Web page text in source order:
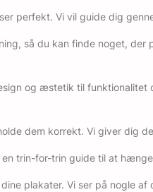
perfekt. Vi vil guide dig
så du kan finde noget,
og æstetik til
dem korrekt. Vi giver dig
trin-for-trin guide til at
plakater. Vi ser på nogle